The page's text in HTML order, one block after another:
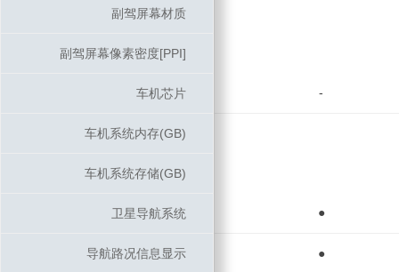
副驾屏幕材质
副驾屏幕像素密度[PPI]
车机芯片 -
车机系统内存(GB)
车机系统存储(GB)
卫星导航系统 ●
导航路况信息显示 ●
副驾屏幕材质
副驾屏幕像素密度[PPI]
车机芯片
车机系统内存(GB)
车机系统存储(GB)
卫星导航系统
导航路况信息显示